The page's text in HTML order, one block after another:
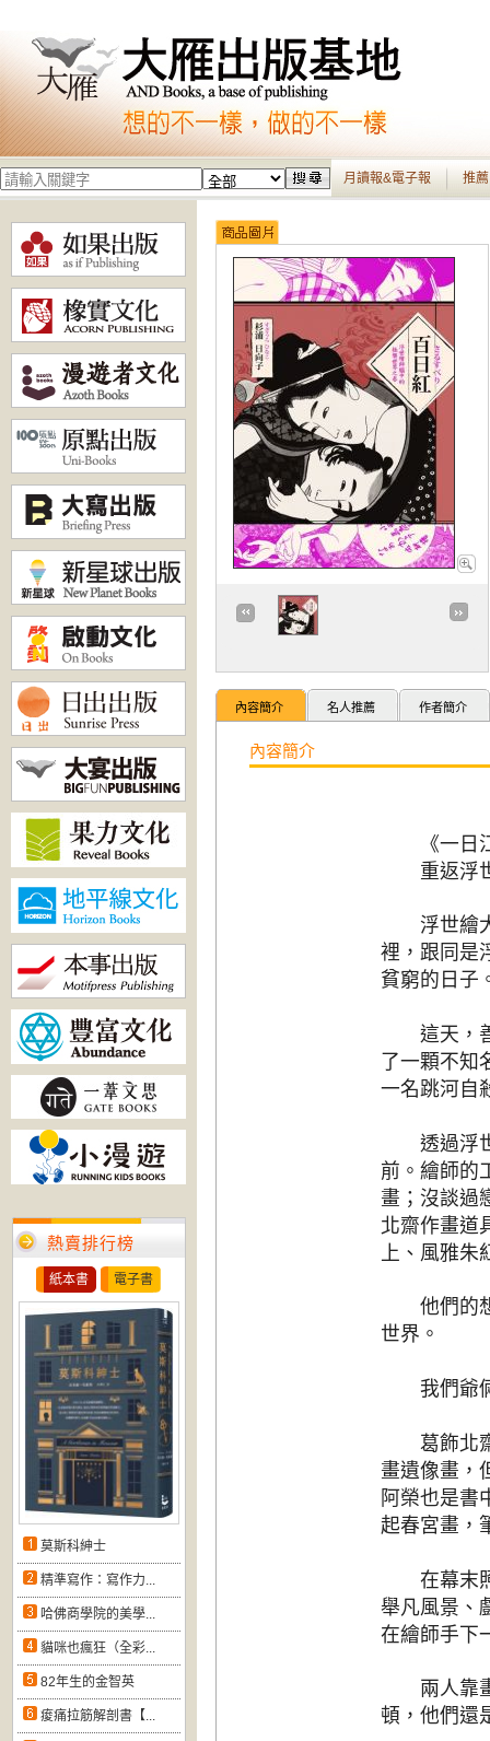
月讀報&電子報 推
熱賣排行榜
紙本書 電子書
莫斯科紳士
精準寫作：寫作力...
哈佛商學院的美學...
貓咪也瘋狂（全彩...
82年生的金智英
痠痛拉筋解剖書【...
內容簡介 名人推薦 作者簡介
內容簡介
《一日江
重返浮世
浮世繪大
裡，跟同是
貧窮的日子
這天，善
了一顆不
一名跳河自
透過浮世
前。繪師的
畫；沒談過
北齋作畫道
上、風雅朱
他們的想
世界。
我們爺倆
葛飾北齋
畫遺像畫，
阿榮也是書
起春宮畫，
在幕末照
舉凡風景、
在繪師手下
兩人靠畫
頓，他們還